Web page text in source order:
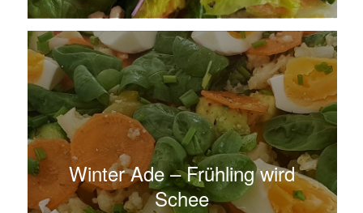
Winter Ade – Frühling wird
Schee